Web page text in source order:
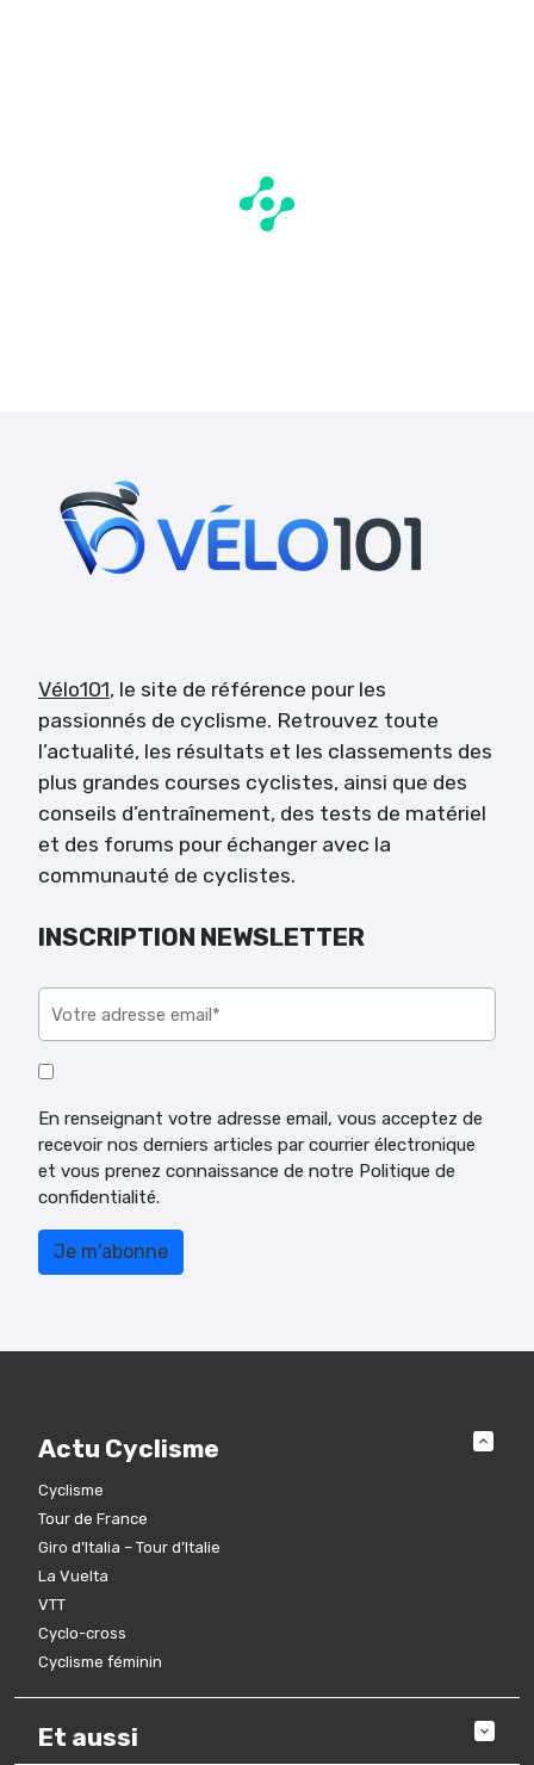
Vélo101, le site de référence pour les
passionnés de cyclisme. Retrouvez toute
l’actualité, les résultats et les classements des
plus grandes courses cyclistes, ainsi que des
conseils d’entraînement, des tests de matériel
et des forums pour échanger avec la
communauté de cyclistes.
INSCRIPTION NEWSLETTER
En renseignant votre adresse email, vous acceptez de
recevoir nos derniers articles par courrier électronique
et vous prenez connaissance de notre Politique de
confidentialité.
Actu Cyclisme
Cyclisme
Tour de France
Giro d’Italia – Tour d’Italie
La Vuelta
VTT
Cyclo-cross
Cyclisme féminin
Et aussi